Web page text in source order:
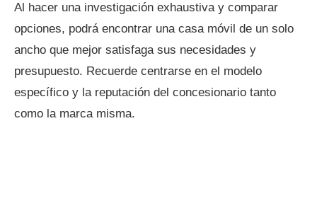
Al hacer una investigación exhaustiva y comparar
opciones, podrá encontrar una casa móvil de un solo
ancho que mejor satisfaga sus necesidades y
presupuesto. Recuerde centrarse en el modelo
específico y la reputación del concesionario tanto
como la marca misma.